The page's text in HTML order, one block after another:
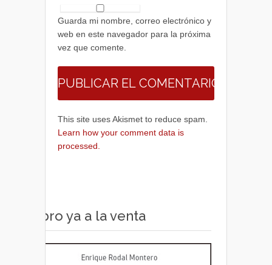
Guarda mi nombre, correo electrónico y
web en este navegador para la próxima
vez que comente.
This site uses Akismet to reduce spam.
Learn how your comment data is
processed.
Libro ya a la venta